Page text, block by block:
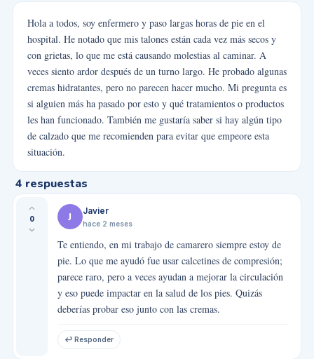
Hola a todos, soy enfermero y paso largas horas de pie en el
hospital. He notado que mis talones están cada vez más secos y
con grietas, lo que me está causando molestias al caminar. A
veces siento ardor después de un turno largo. He probado algunas
cremas hidratantes, pero no parecen hacer mucho. Mi pregunta es
si alguien más ha pasado por esto y qué tratamientos o productos
les han funcionado. También me gustaría saber si hay algún tipo
de calzado que me recomienden para evitar que empeore esta
situación.
4 respuestas
0 J Javier
hace 2 meses
Te entiendo, en mi trabajo de camarero siempre estoy de
pie. Lo que me ayudó fue usar calcetines de compresión;
parece raro, pero a veces ayudan a mejorar la circulación
y eso puede impactar en la salud de los pies. Quizás
deberías probar eso junto con las cremas.
↩ Responder